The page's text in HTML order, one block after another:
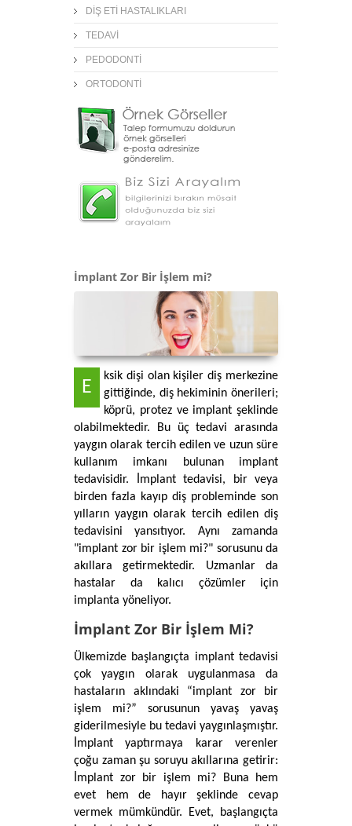
DİŞ ETİ HASTALIKLARI
TEDAVİ
PEDODONTİ
ORTODONTİ
İmplant Zor Bir İşlem mi?
E
ksik dişi olan kişiler diş merkezine
gittiğinde, diş hekiminin önerileri;
köprü, protez ve implant şeklinde
olabilmektedir. Bu üç tedavi arasında
yaygın olarak tercih edilen ve uzun süre
kullanım imkanı bulunan implant
tedavisidir. İmplant tedavisi, bir veya
birden fazla kayıp diş probleminde son
yılların yaygın olarak tercih edilen diş
tedavisini yansıtıyor. Aynı zamanda
"implant zor bir işlem mi?" sorusunu da
akıllara getirmektedir. Uzmanlar da
hastalar da kalıcı çözümler için
implanta yöneliyor.
İmplant Zor Bir İşlem Mi?
Ülkemizde başlangıçta implant tedavisi
çok yaygın olarak uygulanmasa da
hastaların aklındaki “implant zor bir
işlem mi?” sorusunun yavaş yavaş
giderilmesiyle bu tedavi yaygınlaşmıştır.
İmplant yaptırmaya karar verenler
çoğu zaman şu soruyu akıllarına getirir:
İmplant zor bir işlem mi? Buna hem
evet hem de hayır şeklinde cevap
vermek mümkündür. Evet, başlangıçta